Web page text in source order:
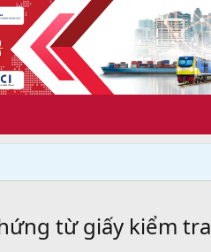
từ giấy kiểm tra